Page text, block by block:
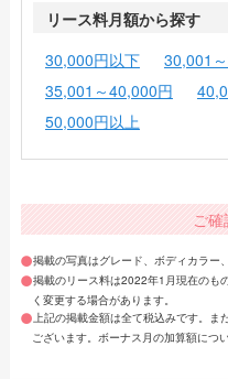
リース料月額から探す
30,000円以下
30,001
35,001～40,000円
50,000円以上
ご
掲載の写真はグレード、ボディカラー
掲載のリース料は2022年1月現在のも
く変更する場合があります。
上記の掲載金額は全て税込みです。
ございます。ボーナス月の加算額につ